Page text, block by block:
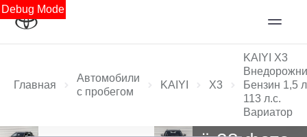
Debug Mode
Главная
Автомобили
с пробегом
KAIYI X3
KAIYI X3
Бензин 1,5 л
113 л.с.
Вариатор